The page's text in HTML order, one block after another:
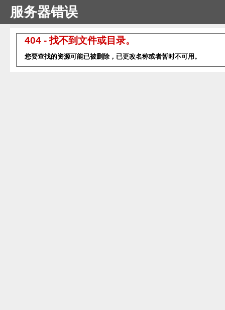
服务器错误
404 - 找不到文件或目录。
您要查找的资源可能已被删除，已更改名称或者暂时不可用。